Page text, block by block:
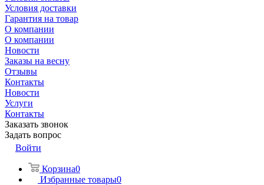
Условия доставки
Гарантия на товар
О компании
О компании
Новости
Заказы на весну
Отзывы
Контакты
Новости
Услуги
Контакты
Заказать звонок
Задать вопрос
Войти
Корзина0
Избранные товары0